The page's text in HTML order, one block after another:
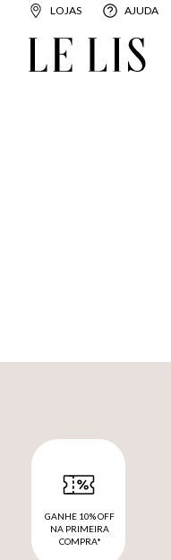
LOJAS AJUDA
GANHE 10% OFF
NA PRIMEIRA
COMPRA*